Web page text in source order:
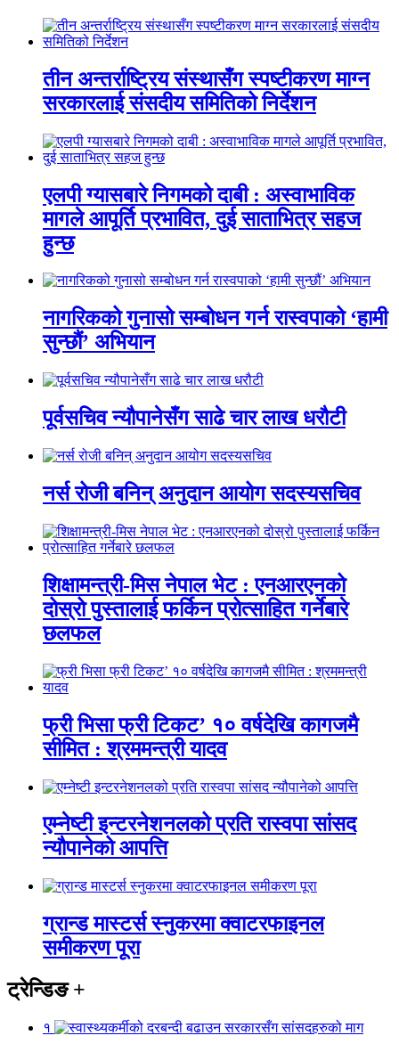
तीन अन्तर्राष्ट्रिय संस्थासँग स्पष्टीकरण माग्न
सरकारलाई संसदीय समितिको निर्देशन
एलपी ग्यासबारे निगमको दाबी : अस्वाभाविक
मागले आपूर्ति प्रभावित, दुई साताभित्र सहज
हुन्छ
नागरिकको गुनासो सम्बोधन गर्न रास्वपाको ‘हामी
सुन्छौं’ अभियान
पूर्वसचिव न्यौपानेसँग साढे चार लाख धरौटी
नर्स रोजी बनिन् अनुदान आयोग सदस्यसचिव
शिक्षामन्त्री-मिस नेपाल भेट : एनआरएनको
दोस्रो पुस्तालाई फर्किन प्रोत्साहित गर्नेबारे
छलफल
फ्री भिसा फ्री टिकट’ १० वर्षदेखि कागजमै
सीमित : श्रममन्त्री यादव
एम्नेष्टी इन्टरनेशनलको प्रति रास्वपा सांसद
न्यौपानेको आपत्ति
ग्रान्ड मास्टर्स स्नुकरमा क्वाटरफाइनल
समीकरण पूरा
ट्रेन्डिङ+
१